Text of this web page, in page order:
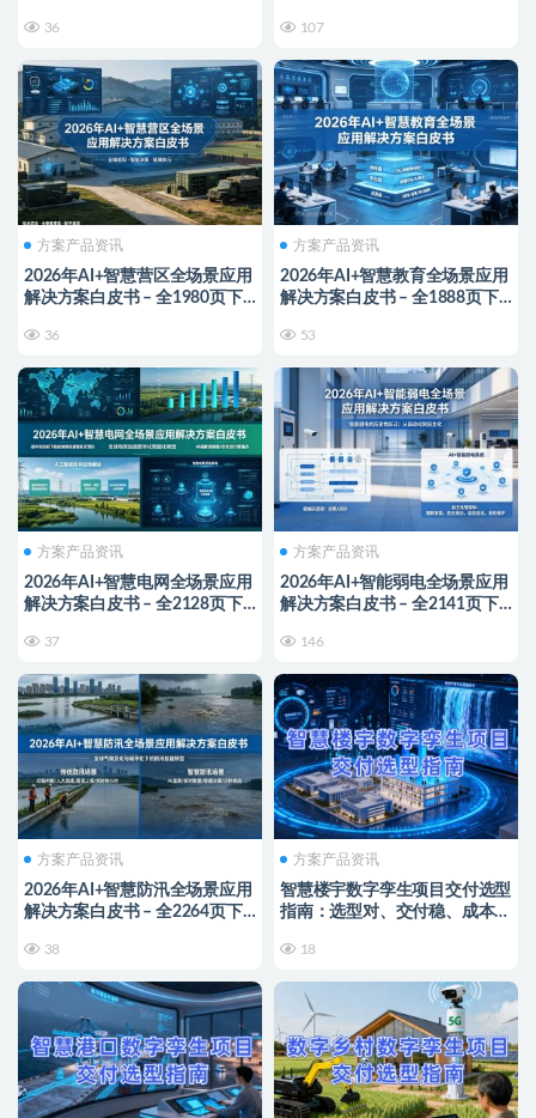
36 107
方案产品资讯
2026年AI+智慧营区全场景应用
解决方案白皮书 – 全1980页下
36
方案产品资讯
2026年AI+智慧教育全场景应用
解决方案白皮书 – 全1888页下
53
方案产品资讯
2026年AI+智慧电网全场景应用
解决方案白皮书 – 全2128页下
37
方案产品资讯
2026年AI+智能弱电全场景应用
解决方案白皮书 – 全2141页下
146
方案产品资讯
2026年AI+智慧防汛全场景应用
解决方案白皮书 – 全2264页下
38
方案产品资讯
智慧楼宇数字孪生项目交付选型
指南：选型对、交付稳、成本
18